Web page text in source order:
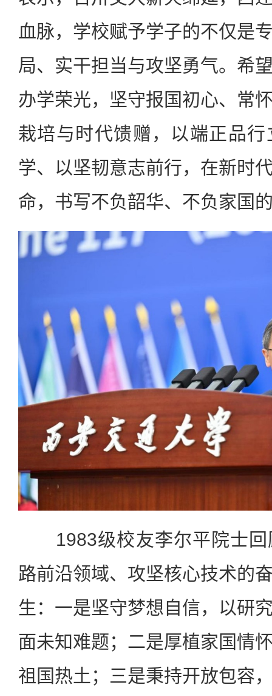
血脉，学校赋予学子的不仅是
局、实干担当与攻坚勇气。希
办学荣光，坚守报国初心、常
栽培与时代馈赠，以端正品
学、以坚韧意志前行，在新时
命，书写不负韶华、不负家国
1983级校友李尔平院士回
路前沿领域、攻坚核心技术的
生：一是坚守梦想自信，以研
面未知难题；二是厚植家国情
祖国热土；三是秉持开放包容